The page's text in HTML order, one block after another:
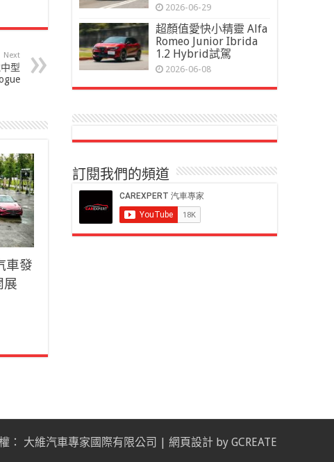
Next
型
車發
展
2026-06-29
超顏值愛快小精靈 Alfa
Romeo Junior Ibrida
1.2 Hybrid試駕
2026-06-08
訂閱我們的頻道
： 大維汽車專家國際有限公司 | 網頁設計 by GCREATE